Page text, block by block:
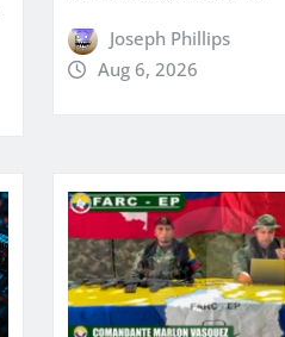
Joseph Phillips
Aug 6, 2026